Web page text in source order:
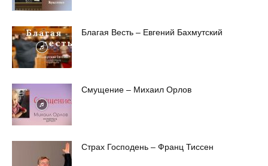
Благая Весть – Евгений Бахмутский
Смущение – Михаил Орлов
Страх Господень – Франц Тиссен